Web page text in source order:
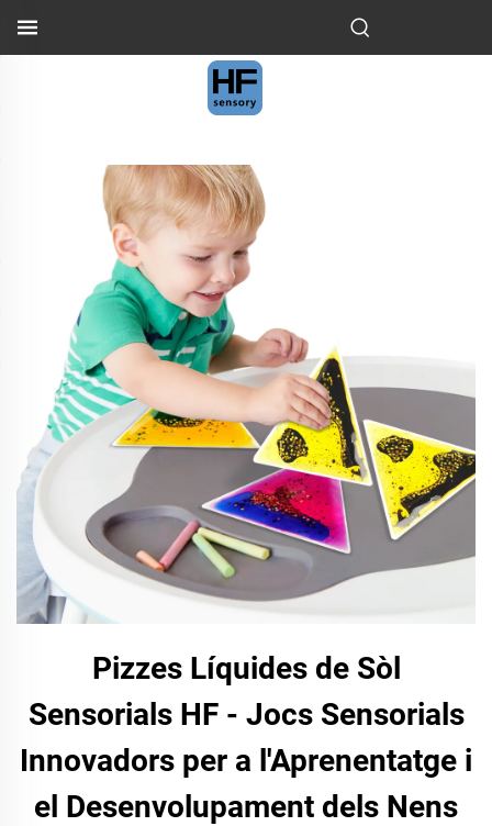
Pizzes Líquides de Sòl
Sensorials HF - Jocs Sensorials
Innovadors per a l'Aprenentatge i
el Desenvolupament dels Nens